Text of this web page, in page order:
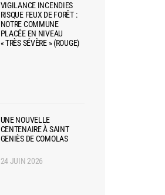
VIGILANCE INCENDIES
RISQUE FEUX DE FORÊT :
NOTRE COMMUNE
PLACÉE EN NIVEAU
« TRÈS SÉVÈRE » (ROUGE)
UNE NOUVELLE
CENTENAIRE À SAINT
GENIÈS DE COMOLAS
24 JUIN 2026